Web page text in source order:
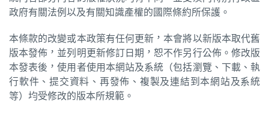
士
教
堂
街
市
政府有關法例以及有關知識產權的國際條約所保護。
本條款的改變或本政策有任何更新，本會將以新版本取代舊
版本發佈，並列明更新修訂日期，恕不作另行公佈。修改版
本發表後，使用者使用本網站及系統（包括瀏覽、下載、執
行軟件、提交資料、再發佈、複製及連結到本網站及系統
等）均受修改的版本所規範。